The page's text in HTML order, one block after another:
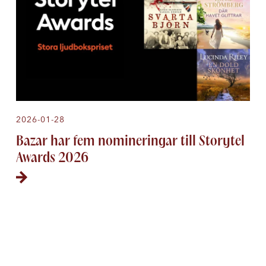
2026-01-28
Bazar har fem nomineringar till Storytel
Awards 2026